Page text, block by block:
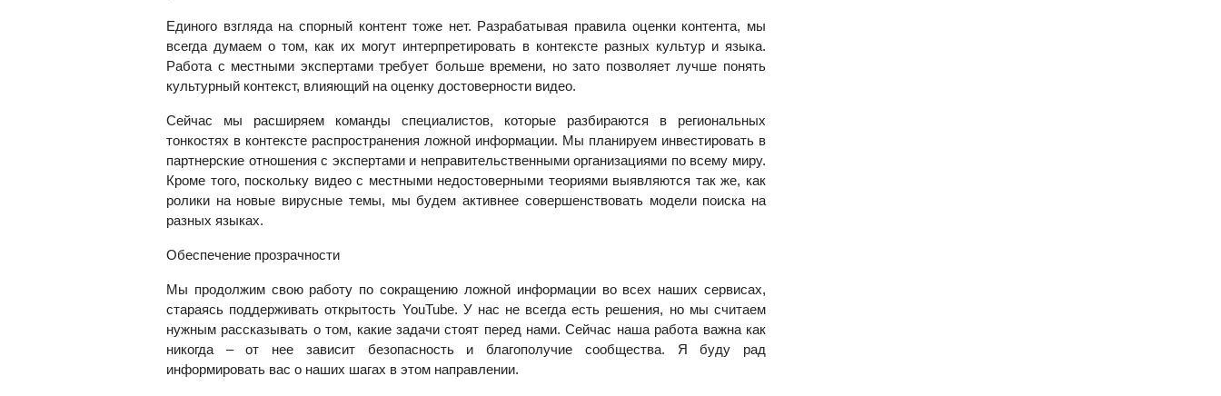
Единого взгляда на спорный контент тоже нет. Разрабатывая правила оценки контента, мы
всегда думаем о том, как их могут интерпретировать в контексте разных культур и языка.
Работа с местными экспертами требует больше времени, но зато позволяет лучше понять
культурный контекст, влияющий на оценку достоверности видео.
Сейчас мы расширяем команды специалистов, которые разбираются в региональных
тонкостях в контексте распространения ложной информации. Мы планируем инвестировать в
партнерские отношения с экспертами и неправительственными организациями по всему миру.
Кроме того, поскольку видео с местными недостоверными теориямивыявляются так же, как
ролики на новые вирусные темы, мы будем активнее совершенствовать модели поиска на
разных языках.
Обеспечение прозрачности
Мы продолжим свою работу по сокращению ложной информации во всех наших сервисах,
стараясь поддерживать открытость YouTube. У нас не всегда есть решения, но мы считаем
нужным рассказывать о том, какие задачи стоят перед нами. Сейчас наша работа важна как
никогда – от нее зависит безопасность и благополучие сообщества. Я буду рад
информировать вас о наших шагах в этом направлении.